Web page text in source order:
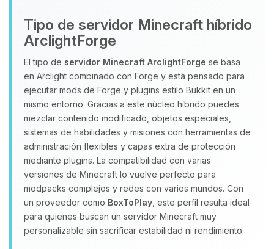
Tipo de servidor Minecraft híbrido
ArclightForge
El tipo de servidor Minecraft ArclightForge se basa
en Arclight combinado con Forge y está pensado para
ejecutar mods de Forge y plugins estilo Bukkit en un
mismo entorno. Gracias a este núcleo híbrido puedes
mezclar contenido modificado, objetos especiales,
sistemas de habilidades y misiones con herramientas de
administración flexibles y capas extra de protección
mediante plugins. La compatibilidad con varias
versiones de Minecraft lo vuelve perfecto para
modpacks complejos y redes con varios mundos. Con
un proveedor como BoxToPlay , este perfil resulta ideal
para quienes buscan un servidor Minecraft muy
personalizable sin sacrificar estabilidad ni rendimiento.
Yupi, por fin alguien con quien
hablar! Soy Choupy, tu pequeno
asistente de BoxToPlay. Cuentame
que necesitas y moveré mis
pequenos circuitos para ayudarte.
08/08/2026 04:23